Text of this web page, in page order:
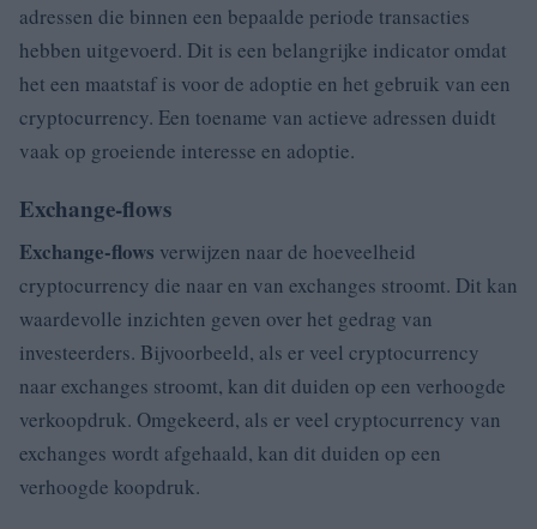
adressen die binnen een bepaalde periode transacties
hebben uitgevoerd. Dit is een belangrijke indicator omdat
het een maatstaf is voor de adoptie en het gebruik van een
cryptocurrency. Een toename van actieve adressen duidt
vaak op groeiende interesse en adoptie.
Exchange-flows
Exchange-flows verwijzen naar de hoeveelheid
cryptocurrency die naar en van exchanges stroomt. Dit kan
waardevolle inzichten geven over het gedrag van
investeerders. Bijvoorbeeld, als er veel cryptocurrency
naar exchanges stroomt, kan dit duiden op een verhoogde
verkoopdruk. Omgekeerd, als er veel cryptocurrency van
exchanges wordt afgehaald, kan dit duiden op een
verhoogde koopdruk.